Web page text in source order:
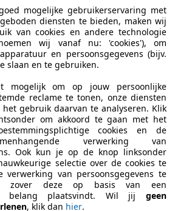
De Ijssel
mogelijke gebruikerservaring met
diensten te bieden, maken wij
van cookies en andere technologie
wij vanaf nu: 'cookies'), om
en persoonsgegevens (bijv.
slaan en te gebruiken.
mogelijk om op jouw persoonlijke
reclame te tonen, onze diensten
gebruik daarvan te analyseren. Klik
om akkoord te gaan met het
cookies en de
verwerking van
Ook kun je op de knop linksonder
selectie over de cookies te
verwerking van persoonsgegevens te
zover deze op basis van een
belang plaatsvindt. Wil jij geen
, klik dan hier.